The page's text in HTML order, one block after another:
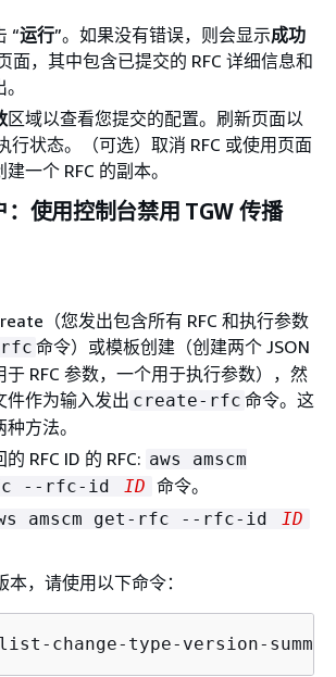
“运行”。如果没有错误，则会显示成功
面，其中包含已提交的 RFC 详细信息和
区域以查看您提交的配置。刷新页面以
行状态。（可选）取消 RFC 或使用页面
一个 RFC 的副本。
：使用控制台禁用 TGW 传播
（您发出包含所有 RFC 和执行参数
命令）或模板创建（创建两个 JSON
于 RFC 参数，一个用于执行参数），然
件作为输入发出 create-rfc 命令。这
方法。
RFC ID 的 RFC: aws amscm
--rfc-id
ID 命令。
amscm get-rfc --rfc-id ID
，请使用以下命令：
list-change-type-version-